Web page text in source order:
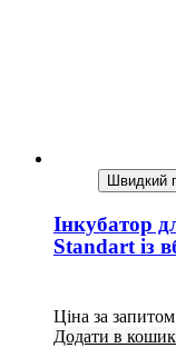
Швидкий
Інкубатор
Standart із
Ціна за запитом
Додати в кошик